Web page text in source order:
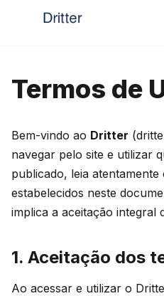
Termos de
Bem-vindo ao Dritter
navegar pelo site e utilizar
publicado, leia
estabelecidos neste
implica a aceitação integral
1. Aceitação dos
Ao acessar e utilizar o